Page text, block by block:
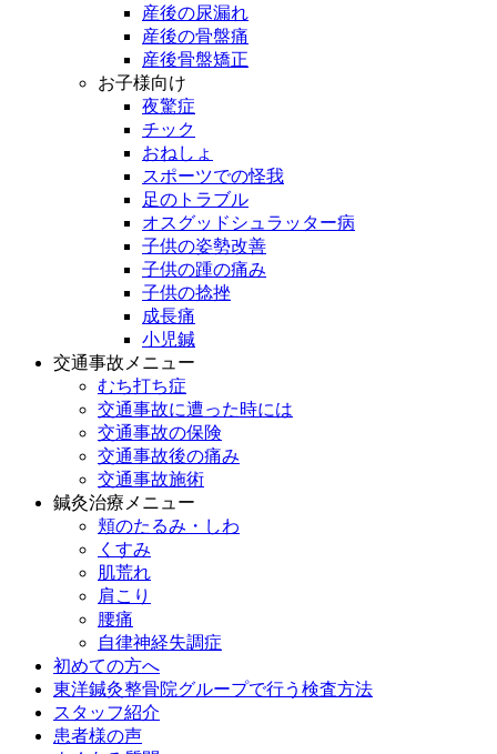
産後の尿漏れ
産後の骨盤痛
産後骨盤矯正
お子様向け
夜驚症
チック
おねしょ
スポーツでの怪我
足のトラブル
オスグッドシュラッター病
子供の姿勢改善
子供の踵の痛み
子供の捻挫
成長痛
小児鍼
交通事故メニュー
むち打ち症
交通事故に遭った時には
交通事故の保険
交通事故後の痛み
交通事故施術
鍼灸治療メニュー
頬のたるみ・しわ
くすみ
肌荒れ
肩こり
腰痛
自律神経失調症
初めての方へ
東洋鍼灸整骨院グループで行う検査方法
スタッフ紹介
患者様の声